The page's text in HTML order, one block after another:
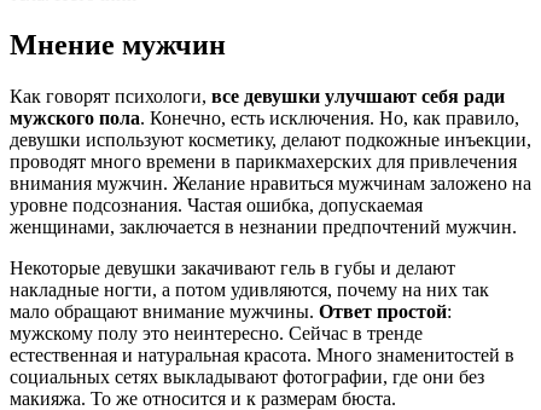
Мнение мужчин
Как говорят психологи, все девушки улучшают себя ради
мужского пола. Конечно, есть исключения. Но, как правило,
девушки используют косметику, делают подкожные инъекции,
проводят много времени в парикмахерских для привлечения
внимания мужчин. Желание нравиться мужчинам заложено на
уровне подсознания. Частая ошибка, допускаемая
женщинами, заключается в незнании предпочтений мужчин.
Некоторые девушки закачивают гель в губы и делают
накладные ногти, а потом удивляются, почему на них так
мало обращают внимание мужчины. Ответ простой:
мужскому полу это неинтересно. Сейчас в тренде
естественная и натуральная красота. Много знаменитостей в
социальных сетях выкладывают фотографии, где они без
макияжа. То же относится и к размерам бюста.